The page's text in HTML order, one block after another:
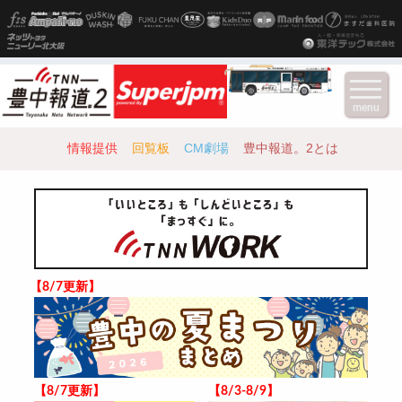
情報提供 回覧板 CM劇場 豊中報道。2とは
【8/7更新】
【8/7更新】 【8/3-8/9】
menu